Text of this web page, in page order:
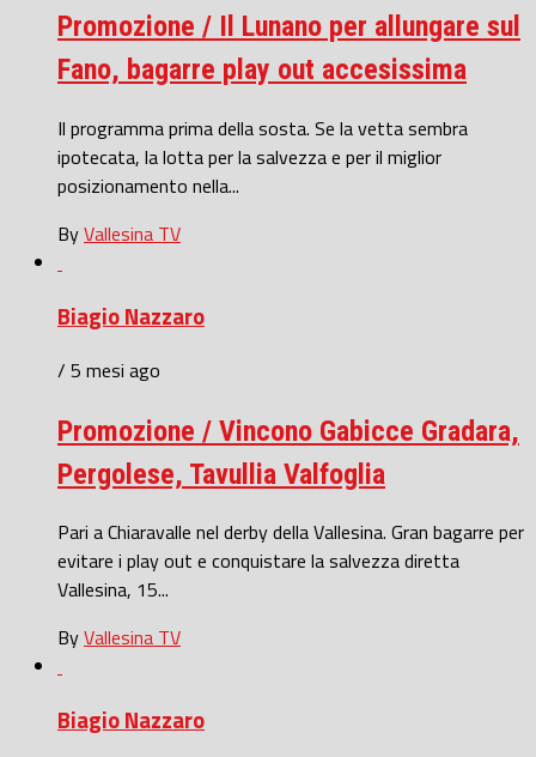
Promozione / Il Lunano per allungare sul
Fano, bagarre play out accesissima
Il programma prima della sosta. Se la vetta sembra
ipotecata, la lotta per la salvezza e per il miglior
posizionamento nella...
ByVallesina TV
Biagio Nazzaro
/ 5 mesi ago
Promozione / Vincono Gabicce Gradara,
Pergolese, Tavullia Valfoglia
Pari a Chiaravalle nel derby della Vallesina. Gran bagarre per
evitare i play out e conquistare la salvezza diretta
Vallesina, 15...
ByVallesina TV
Biagio Nazzaro